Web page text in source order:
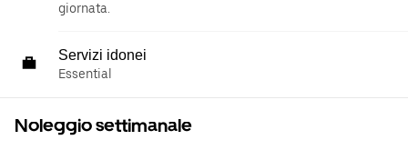
giornata.
Servizi idonei
Essential
Noleggio settimanale